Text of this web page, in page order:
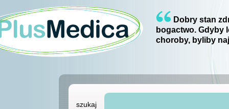
Dobry stan
bogactwo. Gdyby
choroby, byliby
szukaj